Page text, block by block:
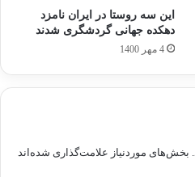
این سه روستا در ایران نامزد
دهکده جهانی گردشگری شدند
4 مهر 1400
بخش‌های موردنیاز علامت‌گذاری شده‌اند